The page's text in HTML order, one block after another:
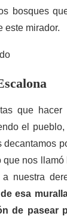
bosques
este mirador.
que
el
decantamos
que nos
a nuestra
esa
de pasear